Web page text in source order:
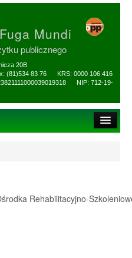
Mundi
publicznego
20B
(81)534 83 76 KRS: 0000 106 416
NIP: 712-19-
Rehabilitacyjno-